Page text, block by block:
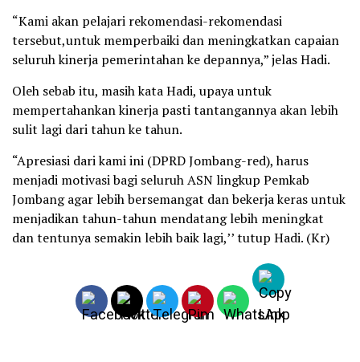
“Kami akan pelajari rekomendasi-rekomendasi
tersebut,untuk memperbaiki dan meningkatkan capaian
seluruh kinerja pemerintahan ke depannya,” jelas Hadi.
Oleh sebab itu, masih kata Hadi, upaya untuk
mempertahankan kinerja pasti tantangannya akan lebih
sulit lagi dari tahun ke tahun.
“Apresiasi dari kami ini (DPRD Jombang-red), harus
menjadi motivasi bagi seluruh ASN lingkup Pemkab
Jombang agar lebih bersemangat dan bekerja keras untuk
menjadikan tahun-tahun mendatang lebih meningkat
dan tentunya semakin lebih baik lagi,’’ tutup Hadi. (Kr)